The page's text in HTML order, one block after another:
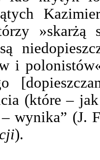
i
(które –
wynika” (J.
).